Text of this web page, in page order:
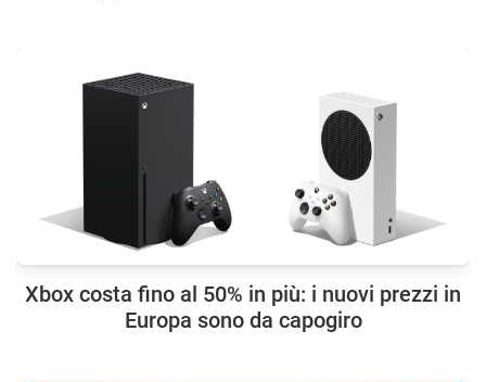
Xbox costa fino al 50% in più: i nuovi prezzi in
Europa sono da capogiro